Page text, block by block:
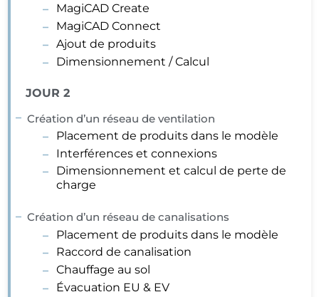
MagiCAD Create
MagiCAD Connect
Ajout de produits
Dimensionnement / Calcul
JOUR 2
Création d’un réseau de ventilation
Placement de produits dans le modèle
Interférences et connexions
Dimensionnement et calcul de perte de
charge
Création d’un réseau de canalisations
Placement de produits dans le modèle
Raccord de canalisation
Chauffage au sol
Évacuation EU & EV